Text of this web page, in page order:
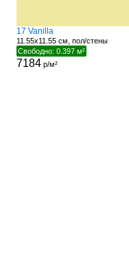
17 Vanilla
11.55x11.55 см, пол/стены
Свободно: 0.397 м²
7184р/м²